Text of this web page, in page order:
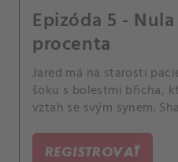
Epizóda 5 -
procenta
Jared má na starosti
šoku s bolestmi břicha,
vztah se svým synem.
bratrovi.
REGISTROVAŤ